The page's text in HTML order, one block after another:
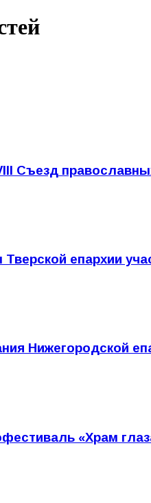
Съезд
епархии
Нижегородской
«Храм